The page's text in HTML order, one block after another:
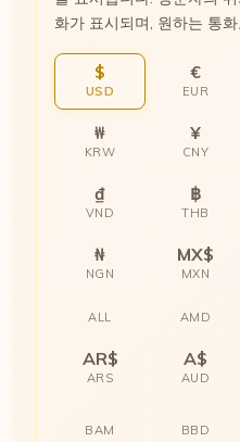
화가 표시되며, 원하는 통
$
USD
€
EUR
₩
KRW
¥
CNY
₫
VND
฿
THB
₦
NGN
MX$
MXN
ALL AMD
AR$
ARS
A$
AUD
BAM BBD